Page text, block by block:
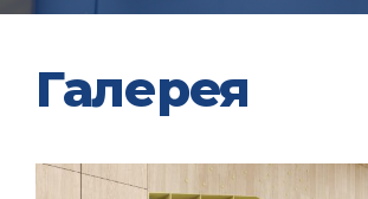
Галерея